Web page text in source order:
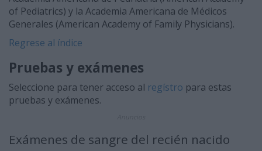
of Pediatrics) y la Academia Americana de Médicos
Generales (American Academy of Family Physicians).
Regrese al índice
Pruebas y exámenes
Seleccione para tener acceso al regístro para estas
pruebas y exámenes.
Exámenes de sangre del recién nacido